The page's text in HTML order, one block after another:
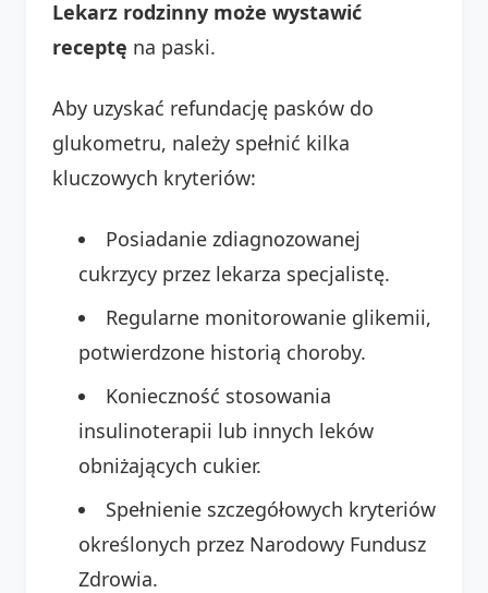
Lekarz rodzinny może wystawić
receptę na paski.
Aby uzyskać refundację pasków do
glukometru, należy spełnić kilka
kluczowych kryteriów:
Posiadanie zdiagnozowanej
cukrzycy przez lekarza specjalistę.
Regularne monitorowanie glikemii,
potwierdzone historią choroby.
Konieczność stosowania
insulinoterapii lub innych leków
obniżających cukier.
Spełnienie szczegółowych kryteriów
określonych przez Narodowy Fundusz
Zdrowia.